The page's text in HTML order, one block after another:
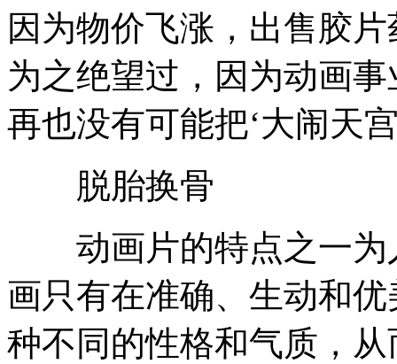
因为物价飞涨，出售胶
为之绝望过，因为动画
再也没有可能把‘大闹天
脱胎换骨
动画片的特点之一为
画只有在准确、生动和
种不同的性格和气质，